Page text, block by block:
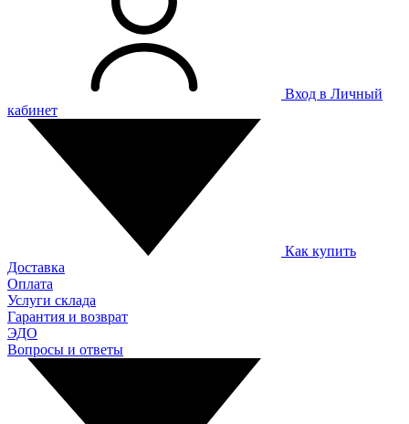
Вход в Личный
кабинет
Как купить
Доставка
Оплата
Услуги склада
Гарантия и возврат
ЭДО
Вопросы и ответы